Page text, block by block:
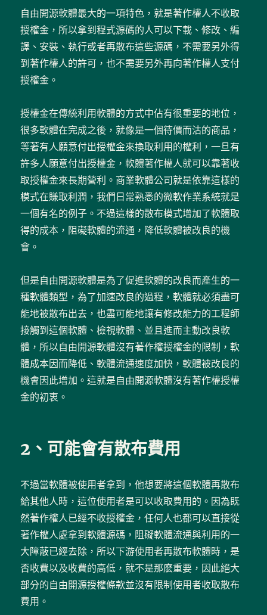
自由開源軟體最大的一項特色，就是著作權人不收取
授權金，所以拿到程式源碼的人可以下載、修改、編
譯、安裝、執行或者再散布這些源碼，不需要另外得
到著作權人的許可，也不需要另外再向著作權人支付
授權金。
授權金在傳統利用軟體的方式中佔有很重要的地位，
很多軟體在完成之後，就像是一個待價而沽的商品，
等著有人願意付出授權金來換取利用的權利，一旦有
許多人願意付出授權金，軟體著作權人就可以靠著收
取授權金來長期營利。商業軟體公司就是依靠這樣的
模式在賺取利潤，我們日常熟悉的微軟作業系統就是
一個有名的例子。不過這樣的散布模式增加了軟體取
得的成本，阻礙軟體的流通，降低軟體被改良的機
會。
但是自由開源軟體是為了促進軟體的改良而產生的一
種軟體類型，為了加速改良的過程，軟體就必須盡可
能地被散布出去，也盡可能地讓有修改能力的工程師
接觸到這個軟體、檢視軟體、並且進而主動改良軟
體，所以自由開源軟體沒有著作權授權金的限制，軟
體成本因而降低、軟體流通速度加快，軟體被改良的
機會因此增加。這就是自由開源軟體沒有著作權授權
金的初衷。
2、可能會有散布費用
不過當軟體被使用者拿到，他想要將這個軟體再散布
給其他人時，這位使用者是可以收取費用的。因為既
然著作權人已經不收授權金，任何人也都可以直接從
著作權人處拿到軟體源碼，阻礙軟體流通與利用的一
大障蔽已經去除，所以下游使用者再散布軟體時，是
否收費以及收費的高低，就不是那麽重要，因此絕大
部分的自由開源授權條款並沒有限制使用者收取散布
費用。